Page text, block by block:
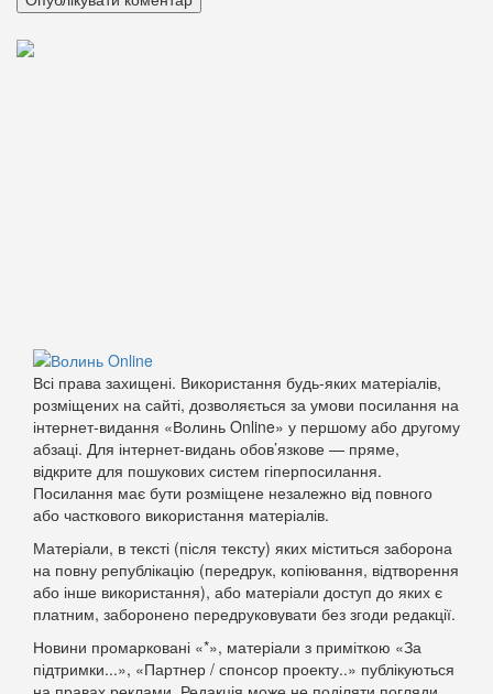
Всі права захищені. Використання будь-яких матеріалів,
розміщених на сайті, дозволяється за умови посилання на
інтернет-видання «Волинь Online» у першому або другому
абзаці. Для інтернет-видань обов’язкове — пряме,
відкрите для пошукових систем гіперпосилання.
Посилання має бути розміщене незалежно від повного
або часткового використання матеріалів.
Матеріали, в тексті (після тексту) яких міститься заборона
на повну републікацію (передрук, копіювання, відтворення
або інше використання), або матеріали доступ до яких є
платним, заборонено передруковувати без згоди редакції.
Новини промарковані «*», матеріали з приміткою «За
підтримки...», «Партнер / спонсор проекту..» публікуються